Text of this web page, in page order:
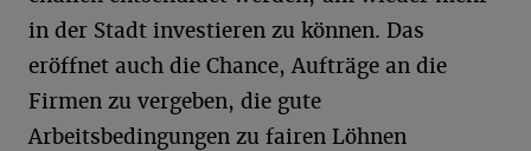
in der Stadt investieren zu können. Das
eröffnet auch die Chance, Aufträge an die
Firmen zu vergeben, die gute
Arbeitsbedingungen zu fairen Löhnen